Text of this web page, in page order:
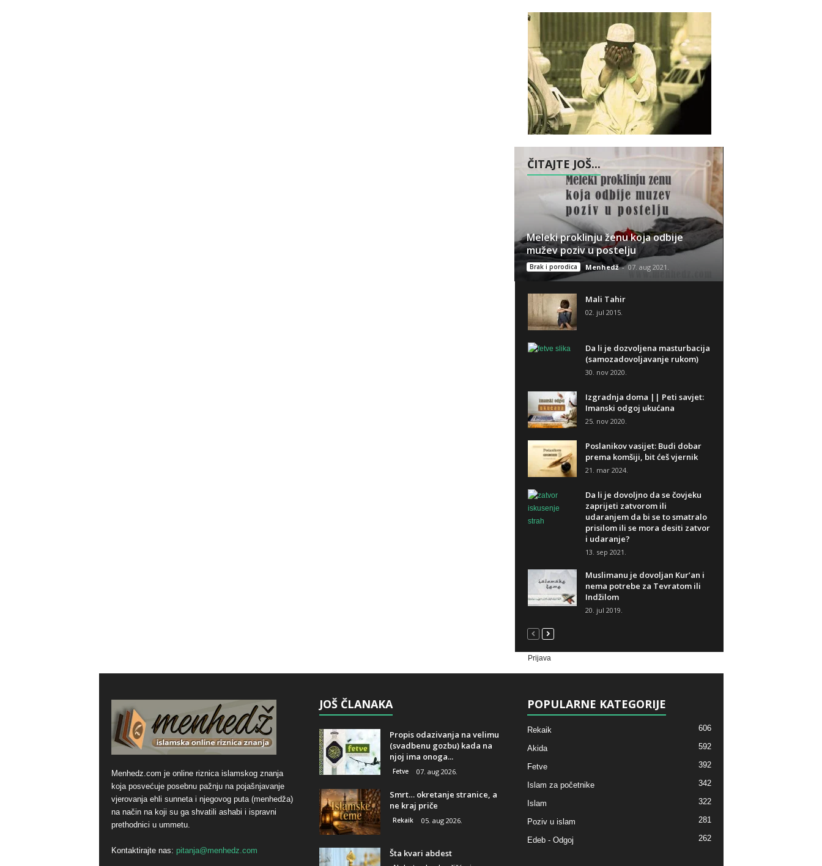
ČITAJTE JOŠ...
Meleki proklinju ženu koja odbije
mužev poziv u postelju
Brak i porodica Menhedž - 07. aug 2021.
Mali Tahir
02. jul 2015.
Da li je dozvoljena masturbacija
(samozadovoljavanje rukom)
30. nov 2020.
Izgradnja doma || Peti savjet:
Imanski odgoj ukućana
25. nov 2020.
Poslanikov vasijet: Budi dobar
prema komšiji, bit ćeš vjernik
21. mar 2024.
Da li je dovoljno da se čovjeku
zaprijeti zatvorom ili
udaranjem da bi se to smatralo
prisilom ili se mora desiti zatvor
i udaranje?
13. sep 2021.
Muslimanu je dovoljan Kur’an i
nema potrebe za Tevratom ili
Indžilom
20. jul 2019.
Prijava
Menhedz.com je online riznica islamskog znanja
koja posvećuje posebnu pažnju na pojašnjavanje
vjerovanja ehli sunneta i njegovog puta (menhedža)
na način na koji su ga shvatili ashabi i ispravni
prethodnici u ummetu.
Kontaktirajte nas: pitanja@menhedz.com
JOŠ ČLANAKA
Propis odazivanja na velimu
(svadbenu gozbu) kada na
njoj ima onoga...
Fetve 07. aug 2026.
Smrt… okretanje stranice, a
ne kraj priče
Rekaik 05. aug 2026.
Šta kvari abdest
POPULARNE KATEGORIJE
Rekaik 606
Akida 592
Fetve 392
Islam za početnike 342
Islam 322
Poziv u islam 281
Edeb - Odgoj 262